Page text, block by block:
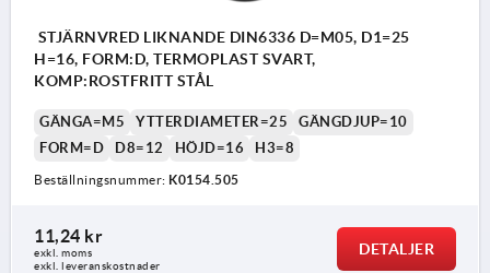
STJÄRNVRED LIKNANDE DIN6336 D=M05, D1=25
H=16, FORM:D, TERMOPLAST SVART,
KOMP:ROSTFRITT STÅL
GÄNGA=M5 YTTERDIAMETER=25
GÄNGDJUP=10
FORM=D
D8=12 HÖJD=16 H3=8
Beställningsnummer: K0154.505
11,24 kr
exkl. moms
exkl. leveranskostnader
DETALJER